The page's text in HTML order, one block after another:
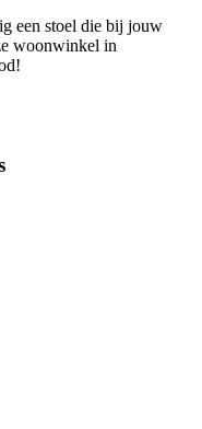
een stoel die bij jouw
woonwinkel in